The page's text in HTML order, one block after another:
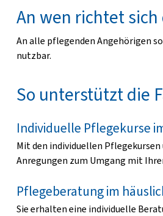
An wen richtet sich
An alle pflegenden Angehörigen
nutzbar.
So unterstützt die
Individuelle Pflegekurse
Mit den individuellen
Anregungen zum Umgang mit
Pflegeberatung im
Sie erhalten eine individuelle